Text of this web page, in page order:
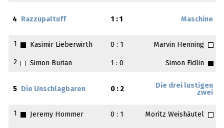
4 Razzupaltuff 1 : 1 Maschine
1 Kasimir Lieberwirth 0 : 1 Marvin Henning
2 Simon Burian 1 : 0 Simon Fidlin
5 Die Unschlagbaren 0 : 2
Die drei lustigen
zwei
1 Jeremy Hommer 0 : 1 Moritz Weishäutel